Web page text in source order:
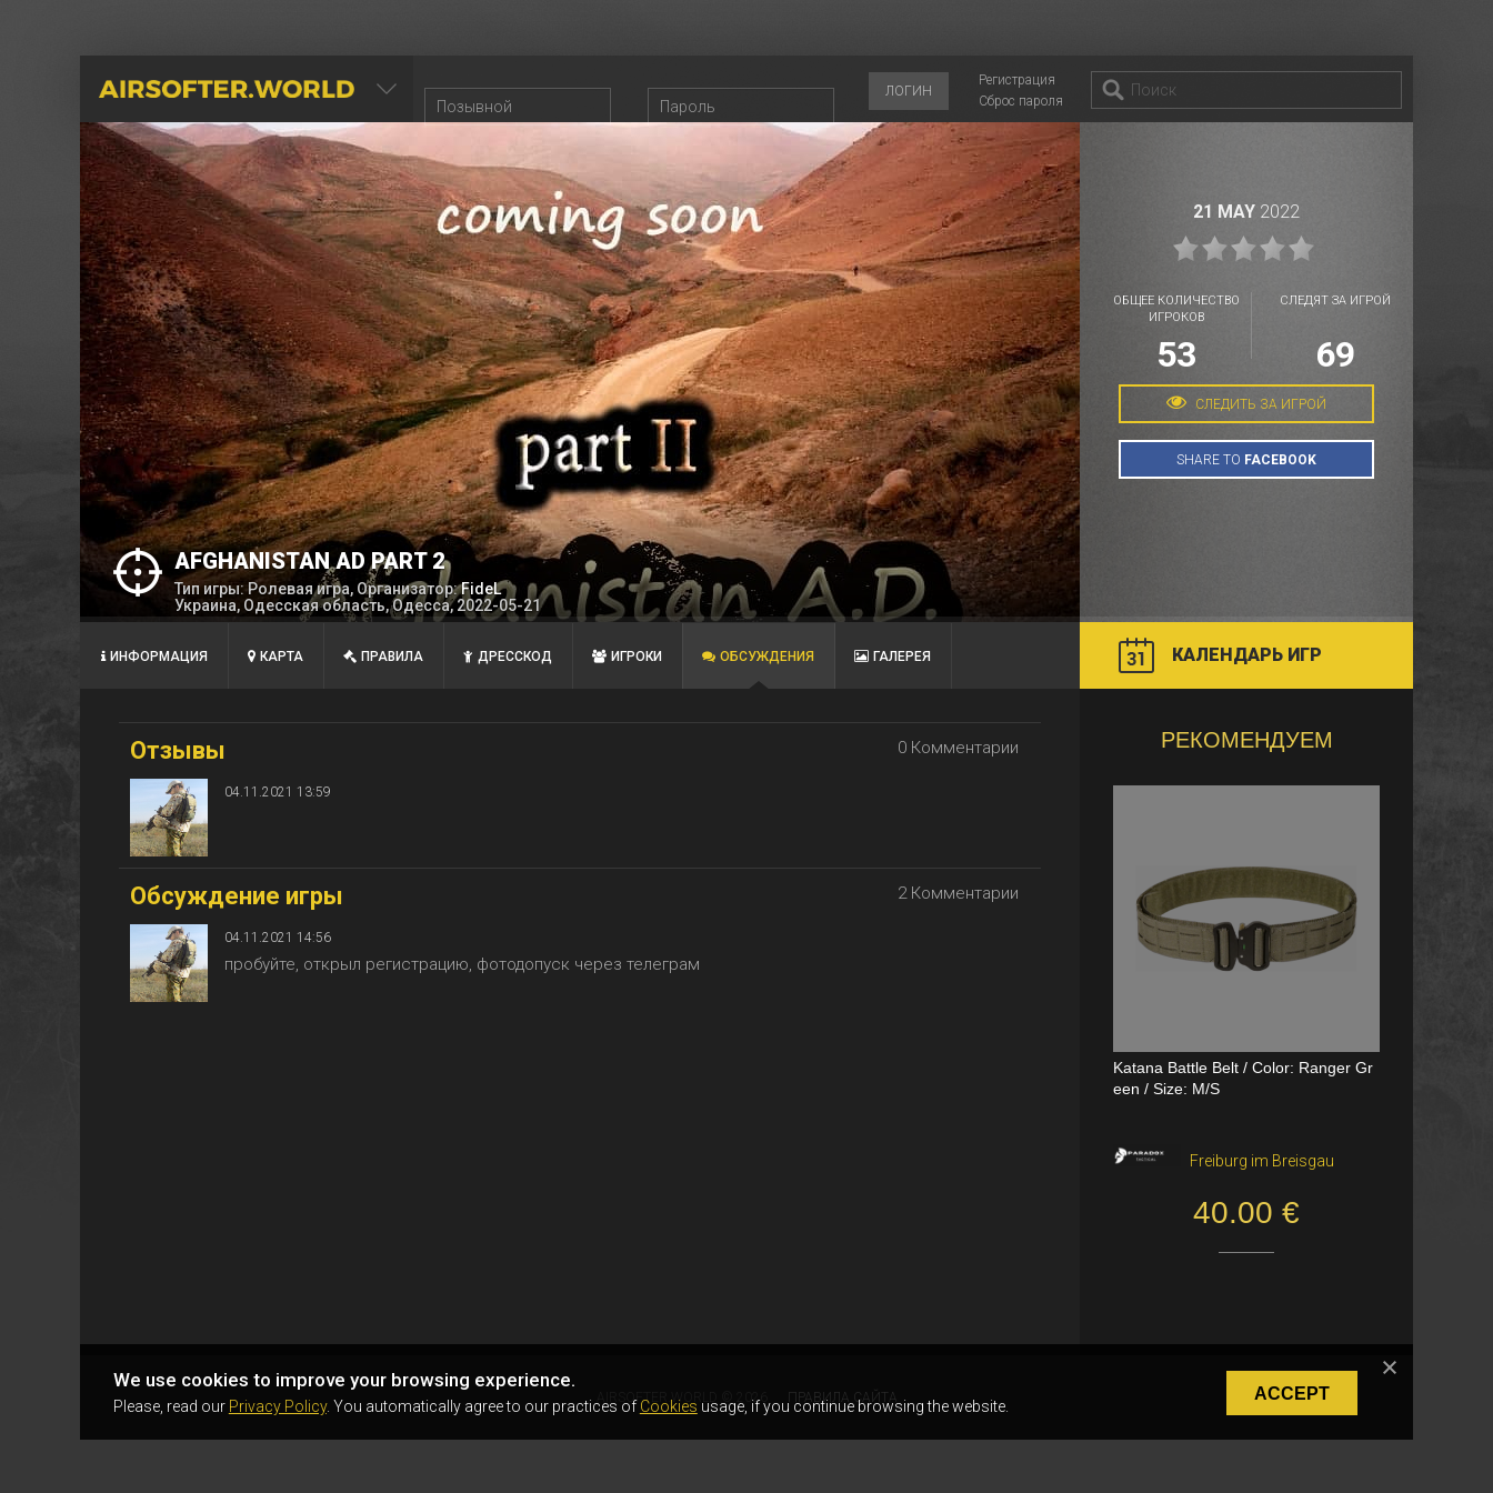
AIRSOFTER.WORLD
Регистрация
Сброс пароля
ЛОГИН
21 MAY 2022
ОБЩЕЕ КОЛИЧЕСТВО
ИГРОКОВ
53
СЛЕДЯТ ЗА ИГРОЙ
69
СЛЕДИТЬ ЗА ИГРОЙ
AFGHANISTAN AD PART 2
Тип игры: Ролевая игра, Организатор:FidеL
Украина, Одесская область, Одесса, 2022-05-21
ИНФОРМАЦИЯ КАРТА ПРАВИЛА ДРЕССКОД ИГРОКИ ОБСУЖДЕНИЯ ГАЛЕРЕЯ КАЛЕНДАРЬ ИГР
Отзывы 0 Комментарии
04.11.2021 13:59
Обсуждение игры 2 Комментарии
04.11.2021 14:56
пробуйте, открыл регистрацию, фотодопуск через телеграм
РЕКОМЕНДУЕМ
Katana Battle Belt / Color: Ranger Gr
een / Size: M/S
Freiburg im Breisgau
40.00 €
Dual Channel PTT
VerageAirsoft, Борас
550.00 SEK
We use cookies to improve your browsing experience.
Please, read our Privacy Policy. You automatically agree to our practices ofCookies usage, if you continue browsing the website.
ACCEPT
AIRSOFTER.WORLD © 2026 ПРАВИЛА САЙТА